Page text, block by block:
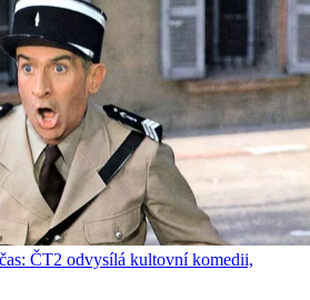
ČT2 odvysílá kultovní komedii,